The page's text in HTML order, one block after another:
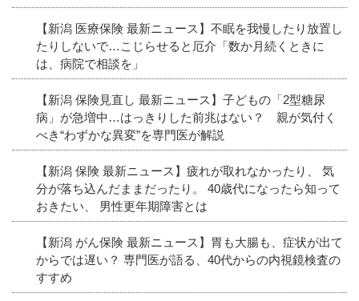
【新潟 医療保険 最新ニュース】不眠を我慢したり放置し
たりしないで…こじらせると厄介「数か月続くときに
は、病院で相談を」
【新潟 保険見直し 最新ニュース】子どもの「2型糖尿
病」が急増中…はっきりした前兆はない？ 親が気付く
べき“わずかな異変”を専門医が解説
【新潟 保険 最新ニュース】疲れが取れなかったり、 気
分が落ち込んだままだったり。 40歳代になったら知って
おきたい、 男性更年期障害とは
【新潟 がん保険 最新ニュース】胃も大腸も、症状が出て
からでは遅い？ 専門医が語る、40代からの内視鏡検査の
すすめ